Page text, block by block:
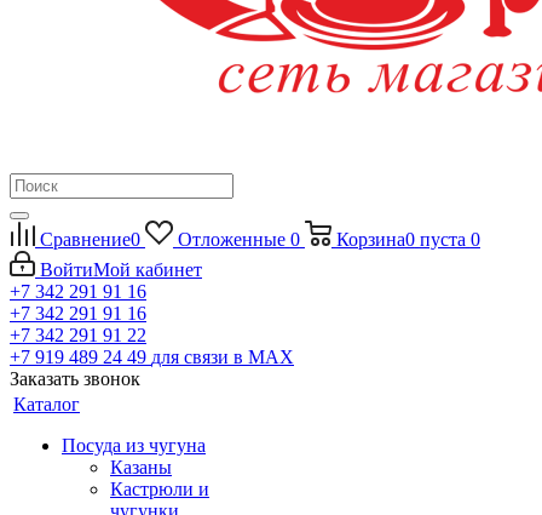
Сравнение0 Отложенные 0 Корзина0 пуста 0
ВойтиМой кабинет
+7 342 291 91 16
+7 342 291 91 16
+7 342 291 91 22
+7 919 489 24 49 для связи в МАХ
Заказать звонок
Каталог
Посуда из чугуна
Казаны
Кастрюли и
чугунки